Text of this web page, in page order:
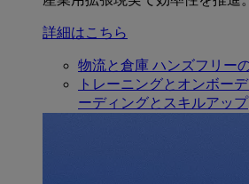
詳細はこちら
物流と倉庫 ハンズフリー
トレーニングとオンボー
ーディングとスキルアップ